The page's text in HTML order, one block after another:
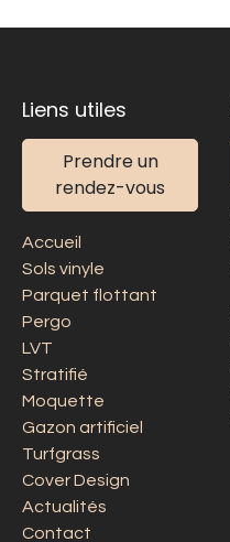
Liens utiles
Prendre un
rendez-vous
Accueil
Sols vinyle
Parquet flottant
Pergo
LVT
Stratifié
Moquette
Gazon artificiel
Turfgrass
Cover Design
Actualités
Contact